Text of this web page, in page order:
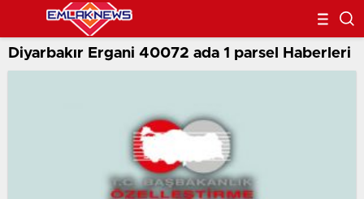
Diyarbakır Ergani 40072 ada 1 parsel Haberleri